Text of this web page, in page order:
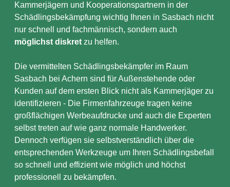
Kammerjägern und Kooperationspartnern in der
Schädlingsbekämpfung wichtig Ihnen in Sasbach nicht
nur schnell und fachmännisch, sondern auch
möglichst diskret zu helfen.
Die vermittelten Schädlingsbekämpfer im Raum
Sasbach bei Achern sind für Außenstehende oder
Kunden auf dem ersten Blick nicht als Kammerjäger zu
identifizieren - Die Firmenfahrzeuge tragen keine
großflächigen Werbeaufdrucke und auch die Experten
selbst treten auf wie ganz normale Handwerker.
Dennoch verfügen sie selbstverständlich über die
entsprechenden Werkzeuge um Ihren Schädlingsbefall
so schnell und effizient wie möglich und höchst
professionell zu bekämpfen.